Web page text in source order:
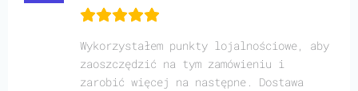
Wykorzystałem punkty lojalnościowe, aby
zaoszczędzić na tym zamówieniu i
zarobić więcej na następne. Dostawa